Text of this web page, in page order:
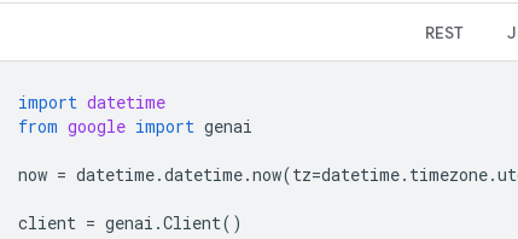
REST
import datetime
from google import genai
now = datetime.datetime.now(tz=datetime. timezone.
client = genai .Client()